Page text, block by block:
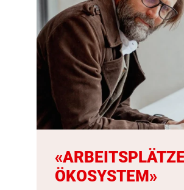
ÖKOSYSTEM»